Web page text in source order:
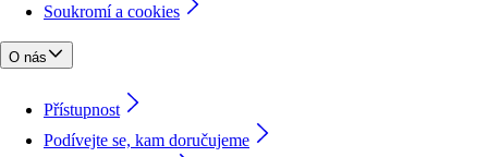
Soukromí a cookies
O nás
Přístupnost
Podívejte se, kam doručujeme